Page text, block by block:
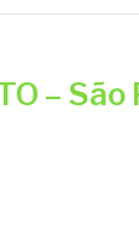
– São